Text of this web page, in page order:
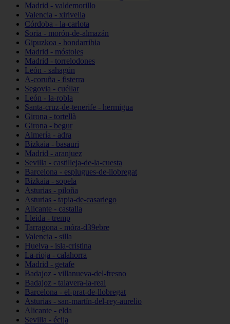
Madrid - valdemorillo
Valencia - xirivella
Córdoba - la-carlota
Soria - morón-de-almazán
Gipuzkoa - hondarribia
Madrid - móstoles
Madrid - torrelodones
León - sahagún
A-coruña - fisterra
Segovia - cuéllar
León - la-robla
Santa-cruz-de-tenerife - hermigua
Girona - tortellà
Girona - begur
Almería - adra
Bizkaia - basauri
Madrid - aranjuez
Sevilla - castilleja-de-la-cuesta
Barcelona - esplugues-de-llobregat
Bizkaia - sopela
Asturias - piloña
Asturias - tapia-de-casariego
Alicante - castalla
Lleida - tremp
Tarragona - móra-d39ebre
Valencia - silla
Huelva - isla-cristina
La-rioja - calahorra
Madrid - getafe
Badajoz - villanueva-del-fresno
Badajoz - talavera-la-real
Barcelona - el-prat-de-llobregat
Asturias - san-martín-del-rey-aurelio
Alicante - elda
Sevilla - écija